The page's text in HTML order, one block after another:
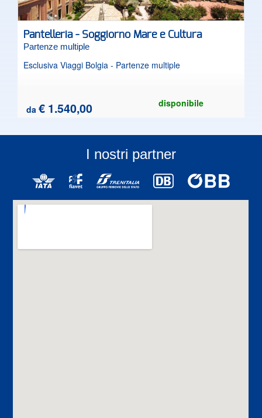
Pantelleria - Soggiorno Mare e Cultura
Partenze multiple
Esclusiva Viaggi Bolgia - Partenze multiple
da € 1.540,00 disponibile
I nostri partner